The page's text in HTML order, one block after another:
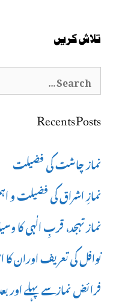
تلاش کریں
Search
Recents Posts
نماز چاشت کی فضیلت
نمازِ اشراق کی فضیلت و
نماز تہجد، قربِ الٰہی کا
نوافل کی تعریف اوران کا
فرائض نمازسے پہلے